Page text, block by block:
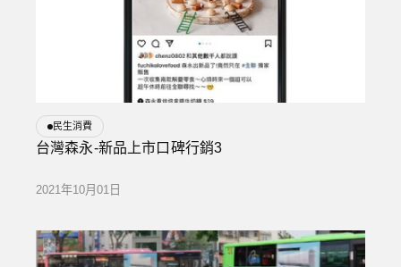
民生消費
台灣森永-新品上市口碑行銷3
2021年10月01日